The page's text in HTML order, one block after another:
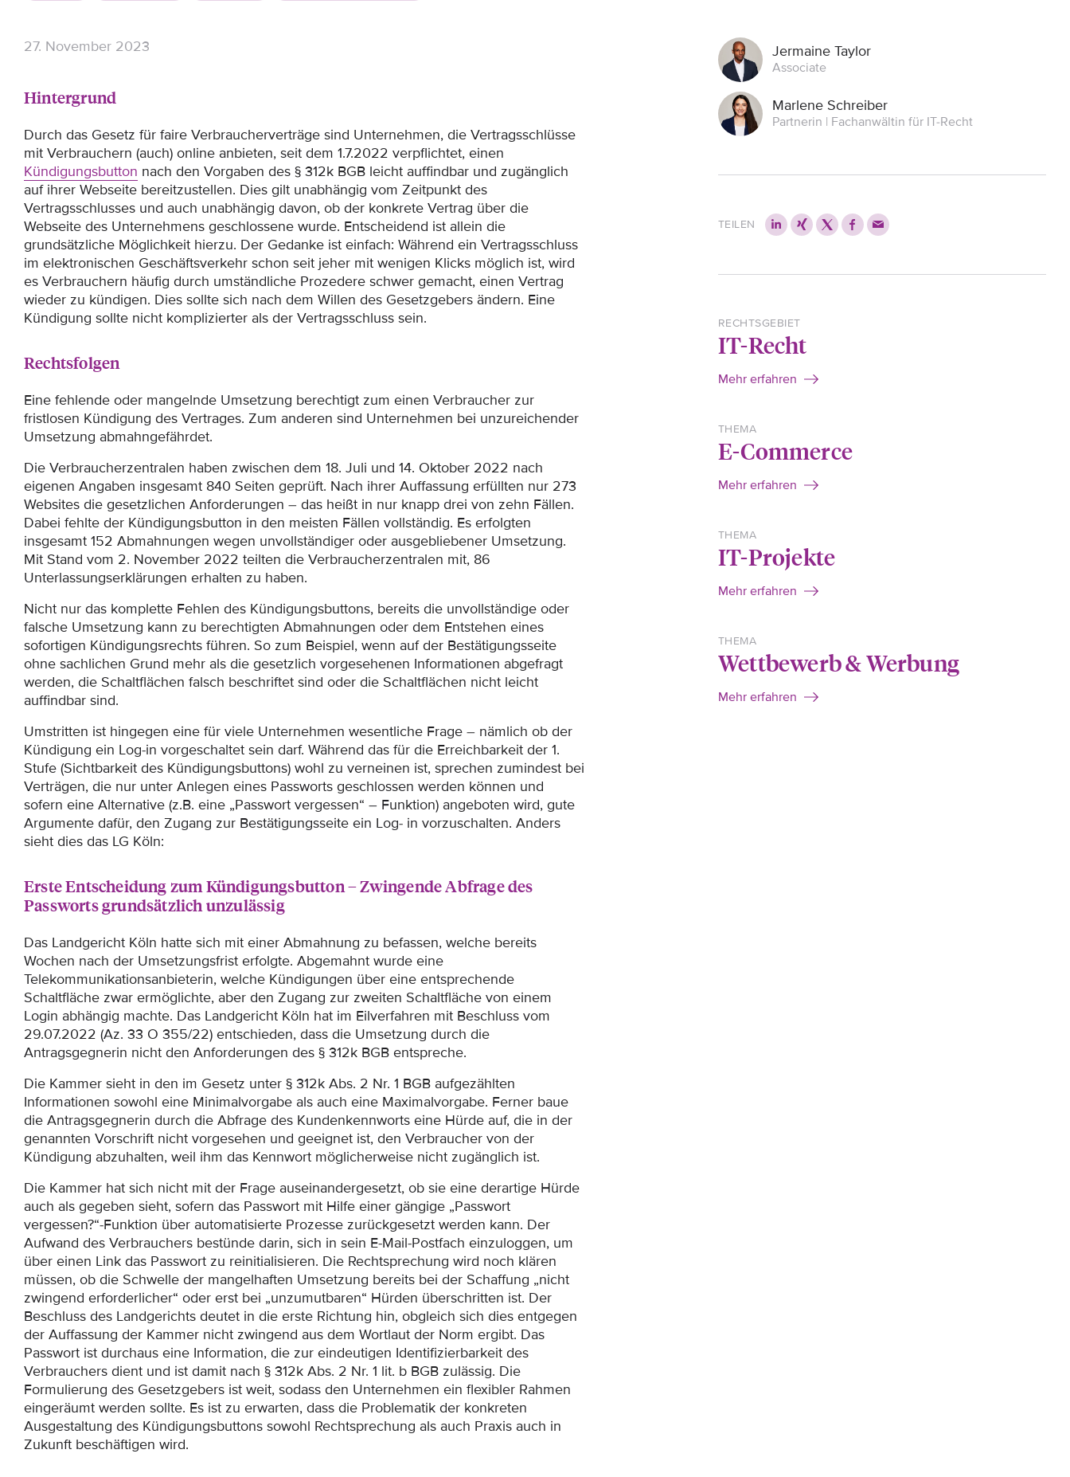
27. November 2023
Hintergrund
Durch das Gesetz für faire Verbraucherverträge sind Unternehmen, die Vertragsschlüsse
mit Verbrauchern (auch) online anbieten, seit dem 1.7.2022 verpflichtet, einen
Kündigungsbutton nach den Vorgaben des § 312k BGB leicht auffindbar und zugänglich
auf ihrer Webseite bereitzustellen. Dies gilt unabhängig vom Zeitpunkt des
Vertragsschlusses und auch unabhängig davon, ob der konkrete Vertrag über die
Webseite des Unternehmens geschlossene wurde. Entscheidend ist allein die
grundsätzliche Möglichkeit hierzu. Der Gedanke ist einfach: Während ein Vertragsschluss
im elektronischen Geschäftsverkehr schon seit jeher mit wenigen Klicks möglich ist, wird
es Verbrauchern häufig durch umständliche Prozedere schwer gemacht, einen Vertrag
wieder zu kündigen. Dies sollte sich nach dem Willen des Gesetzgebers ändern. Eine
Kündigung sollte nicht komplizierter als der Vertragsschluss sein.
Rechtsfolgen
Eine fehlende oder mangelnde Umsetzung berechtigt zum einen Verbraucher zur
fristlosen Kündigung des Vertrages. Zum anderen sind Unternehmen bei unzureichender
Umsetzung abmahngefährdet.
Die Verbraucherzentralen haben zwischen dem 18. Juli und 14. Oktober 2022 nach
eigenen Angaben insgesamt 840 Seiten geprüft. Nach ihrer Auffassung erfüllten nur 273
Websites die gesetzlichen Anforderungen – das heißt in nur knapp drei von zehn Fällen.
Dabei fehlte der Kündigungsbutton in den meisten Fällen vollständig. Es erfolgten
insgesamt 152 Abmahnungen wegen unvollständiger oder ausgebliebener Umsetzung.
Mit Stand vom 2. November 2022 teilten die Verbraucherzentralen mit, 86
Unterlassungserklärungen erhalten zu haben.
Nicht nur das komplette Fehlen des Kündigungsbuttons, bereits die unvollständige oder
falsche Umsetzung kann zu berechtigten Abmahnungen oder dem Entstehen eines
sofortigen Kündigungsrechts führen. So zum Beispiel, wenn auf der Bestätigungsseite
ohne sachlichen Grund mehr als die gesetzlich vorgesehenen Informationen abgefragt
werden, die Schaltflächen falsch beschriftet sind oder die Schaltflächen nicht leicht
auffindbar sind.
Umstritten ist hingegen eine für viele Unternehmen wesentliche Frage – nämlich ob der
Kündigung ein Log-in vorgeschaltet sein darf. Während das für die Erreichbarkeit der 1.
Stufe (Sichtbarkeit des Kündigungsbuttons) wohl zu verneinen ist, sprechen zumindest bei
Verträgen, die nur unter Anlegen eines Passworts geschlossen werden können und
sofern eine Alternative (z.B. eine „Passwort vergessen“ – Funktion) angeboten wird, gute
Argumente dafür, den Zugang zur Bestätigungsseite ein Log- in vorzuschalten. Anders
sieht dies das LG Köln:
Erste Entscheidung zum Kündigungsbutton – Zwingende Abfrage des
Passworts grundsätzlich unzulässig
Das Landgericht Köln hatte sich mit einer Abmahnung zu befassen, welche bereits
Wochen nach der Umsetzungsfrist erfolgte. Abgemahnt wurde eine
Telekommunikationsanbieterin, welche Kündigungen über eine entsprechende
Schaltfläche zwar ermöglichte, aber den Zugang zur zweiten Schaltfläche von einem
Login abhängig machte. Das Landgericht Köln hat im Eilverfahren mit Beschluss vom
29.07.2022 (Az. 33 O 355/22) entschieden, dass die Umsetzung durch die
Antragsgegnerin nicht den Anforderungen des § 312k BGB entspreche.
Die Kammer sieht in den im Gesetz unter § 312k Abs. 2 Nr. 1 BGB aufgezählten
Informationen sowohl eine Minimalvorgabe als auch eine Maximalvorgabe. Ferner baue
die Antragsgegnerin durch die Abfrage des Kundenkennworts eine Hürde auf, die in der
genannten Vorschrift nicht vorgesehen und geeignet ist, den Verbraucher von der
Kündigung abzuhalten, weil ihm das Kennwort möglicherweise nicht zugänglich ist.
Die Kammer hat sich nicht mit der Frage auseinandergesetzt, ob sie eine derartige Hürde
auch als gegeben sieht, sofern das Passwort mit Hilfe einer gängige „Passwort
vergessen?“-Funktion über automatisierte Prozesse zurückgesetzt werden kann. Der
Aufwand des Verbrauchers bestünde darin, sich in sein E-Mail-Postfach einzuloggen, um
über einen Link das Passwort zu reinitialisieren. Die Rechtsprechung wird noch klären
müssen, ob die Schwelle der mangelhaften Umsetzung bereits bei der Schaffung „nicht
zwingend erforderlicher“ oder erst bei „unzumutbaren“ Hürden überschritten ist. Der
Beschluss des Landgerichts deutet in die erste Richtung hin, obgleich sich dies entgegen
der Auffassung der Kammer nicht zwingend aus dem Wortlaut der Norm ergibt. Das
Passwort ist durchaus eine Information, die zur eindeutigen Identifizierbarkeit des
Verbrauchers dient und ist damit nach § 312k Abs. 2 Nr. 1 lit. b BGB zulässig. Die
Formulierung des Gesetzgebers ist weit, sodass den Unternehmen ein flexibler Rahmen
eingeräumt werden sollte. Es ist zu erwarten, dass die Problematik der konkreten
Ausgestaltung des Kündigungsbuttons sowohl Rechtsprechung als auch Praxis auch in
Zukunft beschäftigen wird.
Jermaine Taylor
Associate
Marlene Schreiber
Partnerin | Fachanwältin für IT-Recht
TEILEN
RECHTSGEBIET
IT-Recht
Mehr erfahren
THEMA
E-Commerce
Mehr erfahren
THEMA
IT-Projekte
Mehr erfahren
THEMA
Wettbewerb & Werbung
Mehr erfahren